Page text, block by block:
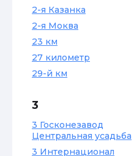
2-я Казанка
2-я Моква
23 км
27 километр
29-й км
3
3 Госконезавод
Центральная усадьба
3 Интернационал